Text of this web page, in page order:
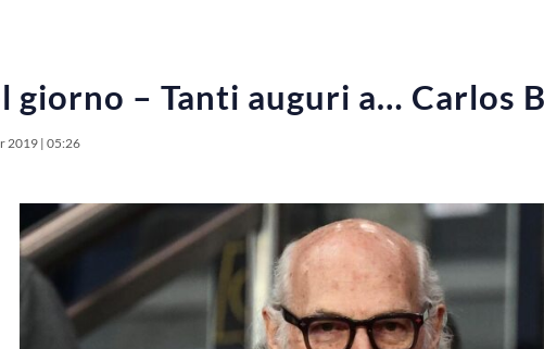
giorno – Tanti auguri a… Carlos
2019 | 05:26